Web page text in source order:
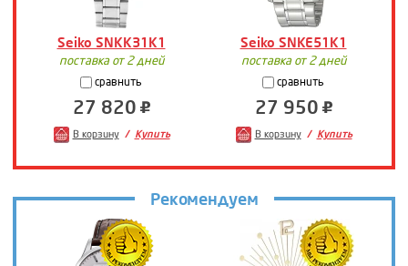
Seiko SNKK31K1 Seiko SNKE51K1
поставка от 2 дней
сравнить
27 820
В корзину Купить
поставка от 2 дней
сравнить
27 950
В корзину Купить
Рекомендуем